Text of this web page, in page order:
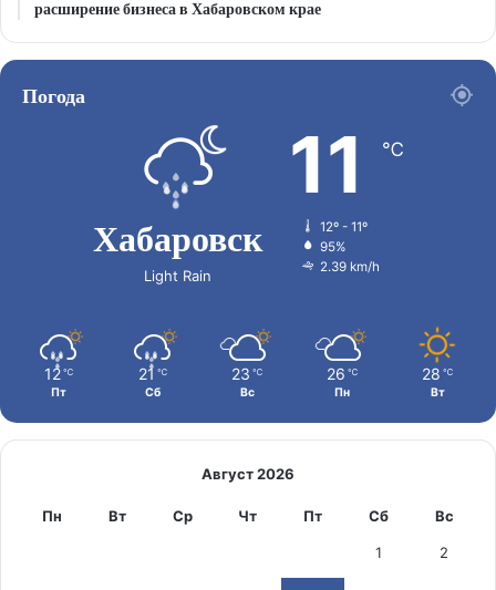
расширение бизнеса в Хабаровском крае
Погода
Хабаровск
Light Rain
11 ℃
12º - 11º
95%
2.39 km/h
12 ℃
Пт
21 ℃
Сб
23 ℃
Вс
26 ℃
Пн
28 ℃
Вт
Август 2026
Пн Вт Ср Чт Пт Сб Вс
1 2